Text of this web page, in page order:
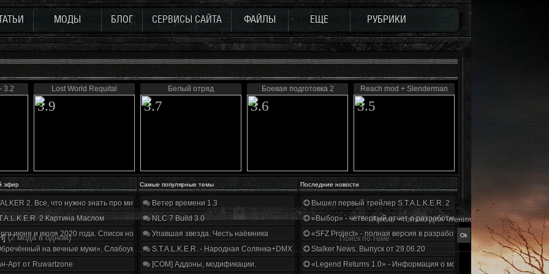
МОДЫ БЛОГ СЕРВИСЫ САЙТА ФАЙЛЫ ЕЩЕ РУБРИКИ
3.2 Lost World Requital
3.9
Белый отряд
3.7
Боевая подготовка 2
3.6
Reach mod + Slenderman
3.5
эфир Самые популярные темы Последние новости
2. Все, что нужно знать про мир, геймплей и сюжет | Разбор трейлера
2 Картина Маслом
июня и июля 2020 года. Список нововведений
на вечные муки». Слабоумие и отвага
Арт от Ruwartzone
Ветер времени 1.3
NLC 7 Build 3.0
Упавшая звезда. Честь наёмника
S.T.A.L.K.E.R. - Народная Солянка+DMX 1.3.5.ООП.МА.К.
[COM] Аддоны, модификации.
Вышел первый трейлер S.T.A.L.K.E.R. 2
«Выбор» - четвертый отчет о разработке!
«SFZ Project» - полная версия в разработке!
Stalker News. Выпуск от 29.06.20
«Legend Returns 1.0» - Информация о моде за июнь 2020
Архив - только для чтения
(2 мода в одном)